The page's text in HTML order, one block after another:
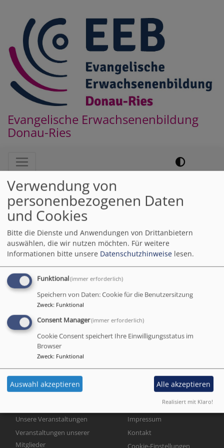
Evangelische Erwachsenenbildung
Donau-Ries
Hauptnavigation
Veranstaltungen unserer Mitglieder
Veranstaltungen
unserer Mitglieder
Veranstaltungen unserer
Mitglieder
Weiterlesen
Hauptnavigation
Unsere Veranstaltungen
Veranstaltungen unserer
Mitglieder
Fußbereichsmenü
Impressum
Kontakt
Cookie-Einstellungen
Verwendung von
personenbezogenen Daten
und Cookies
Bitte die Dienste und Anwendungen von Drittanbietern
auswählen, die wir nutzen möchten. Für weitere
Informationen bitte unsere Datenschutzhinweise lesen.
Funktional(immer erforderlich)
Speichern von Daten: Cookie für die Benutzersitzung
Zweck: Funktional
Consent Manager(immer erforderlich)
Cookie Consent speichert Ihre Einwilligungsstatus im
Browser
Zweck: Funktional
Auswahl akzeptieren Alle akzeptieren
Realisiert mit Klaro!